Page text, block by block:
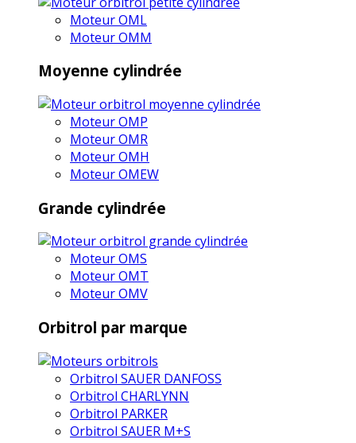
Moteur OML
Moteur OMM
Moyenne cylindrée
Moteur OMP
Moteur OMR
Moteur OMH
Moteur OMEW
Grande cylindrée
Moteur OMS
Moteur OMT
Moteur OMV
Orbitrol par marque
Orbitrol SAUER DANFOSS
Orbitrol CHARLYNN
Orbitrol PARKER
Orbitrol SAUER M+S